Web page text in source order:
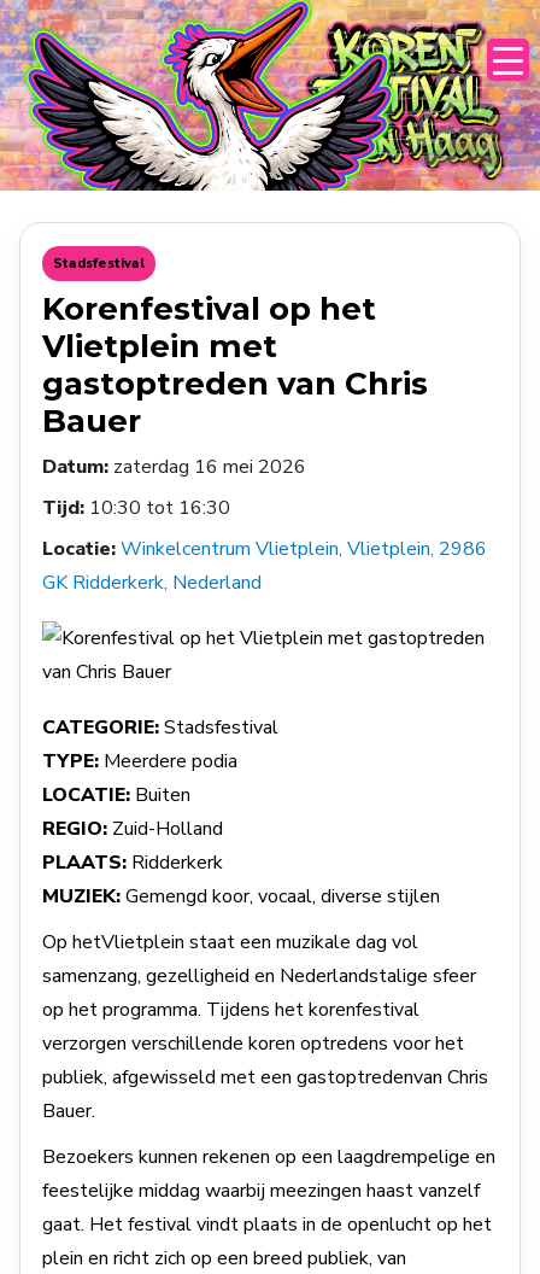
Skip
to
content
Stadsfestival
Korenfestival op het
Vlietplein met
gastoptreden van Chris
Bauer
Datum: zaterdag 16 mei 2026
Tijd: 10:30 tot 16:30
Locatie:Winkelcentrum Vlietplein, Vlietplein, 2986
GK Ridderkerk, Nederland
CATEGORIE:Stadsfestival
TYPE: Meerdere podia
LOCATIE: Buiten
REGIO: Zuid-Holland
PLAATS: Ridderkerk
MUZIEK:Gemengd koor, vocaal, diverse stijlen
Op hetVlietplein staat een muzikale dag vol
samenzang, gezelligheid en Nederlandstalige sfeer
op het programma. Tijdens het korenfestival
verzorgen verschillende koren optredens voor het
publiek, afgewisseld met een gastoptredenvan Chris
Bauer.
Bezoekers kunnen rekenen op een laagdrempelige en
feestelijke middag waarbij meezingen haast vanzelf
gaat. Het festival vindt plaats in de openlucht op het
plein en richt zich op een breed publiek, van